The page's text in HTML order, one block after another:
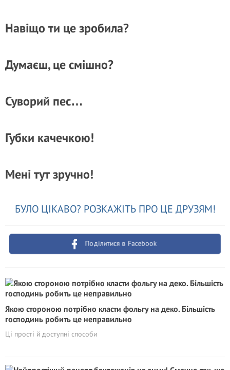
Навіщо ти це зробила?
Думаєш, це смішно?
Суворий пес…
Губки качечкою!
Мені тут зручно!
БУЛО ЦІКАВО? РОЗКАЖІТЬ ПРО ЦЕ ДРУЗЯМ!
Поділитися в Facebook
Якою стороною потрібно класти фольгу на деко. Більшість
господинь робить це неправильно
Ці прості й доступні способи